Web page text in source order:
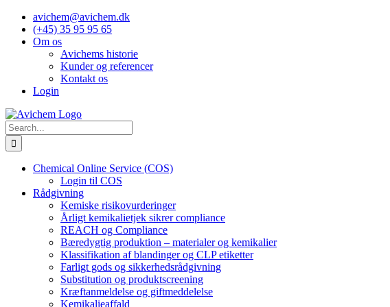
Skip
content
avichem@avichem.dk
(+45) 35 95 95 65
Om os
Avichems historie
Kunder og referencer
Kontakt os
Login
Search
for:
Chemical Online Service (COS)
Login til COS
Rådgivning
Kemiske risikovurderinger
Årligt kemikalietjek sikrer compliance
REACH og Compliance
Bæredygtig produktion – materialer og kemikalier
Klassifikation af blandinger og CLP etiketter
Farligt gods og sikkerhedsrådgivning
Substitution og produktscreening
Kræftanmeldelse og giftmeddelelse
Kemikalieaffald